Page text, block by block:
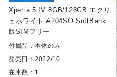
Xperia 5 IV 8GB/128GB エクリ
ュホワイト A204SO SoftBank
版SIMフリー
付属品：本体のみ
発売日：2022/10
在庫数：1